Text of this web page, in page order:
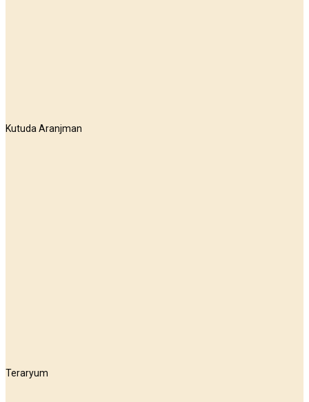
Kutuda Aranjman
Teraryum